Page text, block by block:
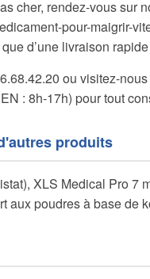
cher, rendez-vous sur
pour-maigrir-
d’une livraison
ou visitez-
: 8h-17h) pour tout
produits
XLS Medical Pro 7
aux poudres à base de